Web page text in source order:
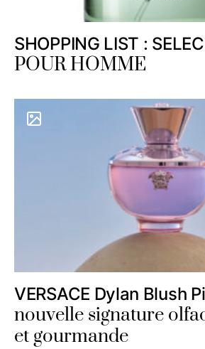
SHOPPING LIST :
POUR HOMME
VERSACE Dylan Blush
nouvelle signature
et gourmande